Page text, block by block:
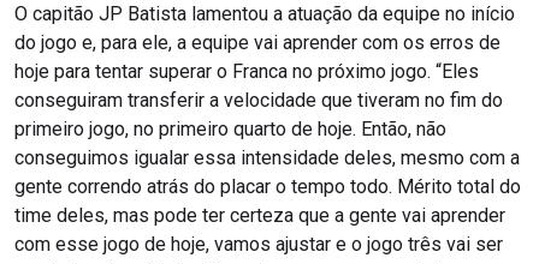
O capitão JP Batista lamentou a atuação da equipe no início
do jogo e, para ele, a equipe vai aprender com os erros de
hoje para tentar superar o Franca no próximo jogo. “Eles
conseguiram transferir a velocidade que tiveram no fim do
primeiro jogo, no primeiro quarto de hoje. Então, não
conseguimos igualar essa intensidade deles, mesmo com a
gente correndo atrás do placar o tempo todo. Mérito total do
time deles, mas pode ter certeza que a gente vai aprender
com esse jogo de hoje, vamos ajustar e o jogo três vai ser